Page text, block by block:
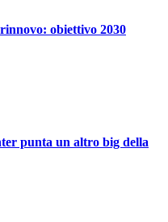
obiettivo 2030
punta un altro big della